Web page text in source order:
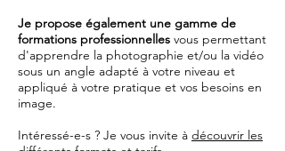
Je propose également une gamme de
formations professionnelles vous permettant
d'apprendre la photographie et/ou la vidéo
sous un angle adapté à votre niveau et
appliqué à votre pratique et vos besoins en
image.
Intéressé-e-s ? Je vous invite à découvrir les